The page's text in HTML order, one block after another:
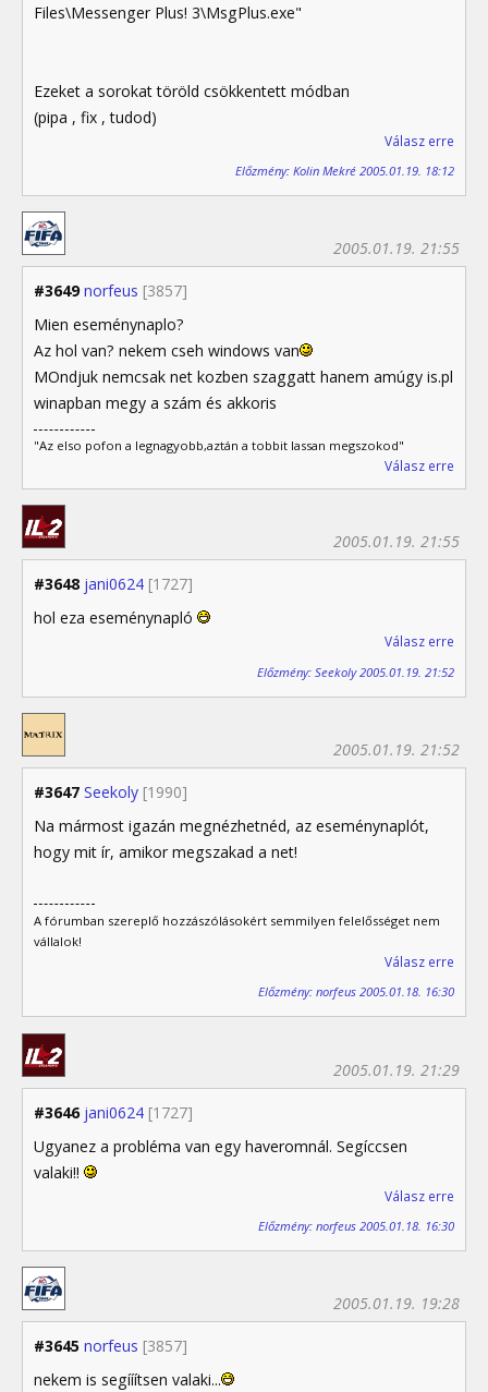
Files\Messenger Plus! 3\MsgPlus.exe"
Ezeket a sorokat töröld csökkentett módban
(pipa , fix , tudod)
Válasz erre
Előzmény: Kolin Mekré 2005.01.19. 18:12
#3649 norfeus [3857]
2005.01.19. 21:55
Mien eseménynaplo?
Az hol van? nekem cseh windows van
MOndjuk nemcsak net kozben szaggatt hanem amúgy is.pl
winapban megy a szám és akkoris
"Az elso pofon a legnagyobb,aztán a tobbit lassan megszokod"
Válasz erre
#3648 jani0624 [1727]
2005.01.19. 21:55
hol eza eseménynapló
Válasz erre
Előzmény: Seekoly 2005.01.19. 21:52
#3647 Seekoly [1990]
2005.01.19. 21:52
Na mármost igazán megnézhetnéd, az eseménynaplót,
hogy mit ír, amikor megszakad a net!
A fórumban szereplő hozzászólásokért semmilyen felelősséget nem
vállalok!
Válasz erre
Előzmény: norfeus 2005.01.18. 16:30
#3646 jani0624 [1727]
2005.01.19. 21:29
Ugyanez a probléma van egy haveromnál. Segíccsen
valaki!!
Válasz erre
Előzmény: norfeus 2005.01.18. 16:30
#3645 norfeus [3857]
2005.01.19. 19:28
nekem is segííítsen valaki...